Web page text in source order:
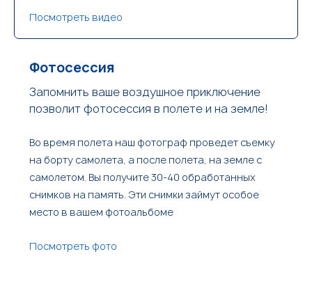
Посмотреть видео
Фотосессия
Запомнить ваше воздушное приключение
позволит фотосессия в полете и на земле!
Во время полета наш фотограф проведет съемку
на борту самолета, а после полета, на земле с
самолетом. Вы получите 30-40 обработанных
снимков на память. Эти снимки займут особое
место в вашем фотоальбоме
Посмотреть фото